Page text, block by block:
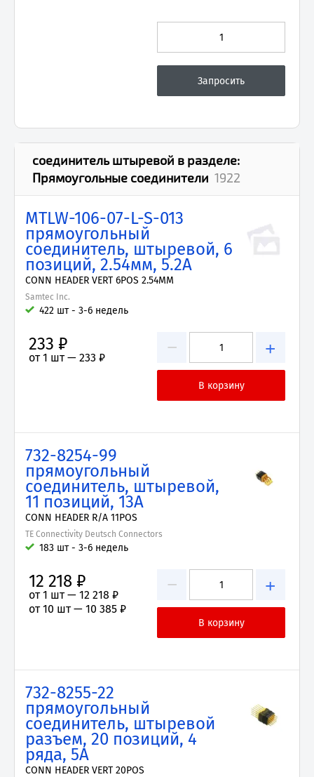
соединитель штыревой в разделе:
Прямоугольные соединители 1922
MTLW-106-07-L-S-013
прямоугольный
соединитель, штыревой, 6
позиций, 2.54мм, 5.2А
CONN HEADER VERT 6POS 2.54MM
Samtec Inc.
422 шт - 3-6 недель
− +
233 ₽
от 1 шт — 233 ₽
732-8254-99
прямоугольный
соединитель, штыревой,
11 позиций, 13А
CONN HEADER R/A 11POS
TE Connectivity Deutsch Connectors
183 шт - 3-6 недель
− +
12 218 ₽
от 1 шт — 12 218 ₽
от 10 шт — 10 385 ₽
732-8255-22
прямоугольный
соединитель, штыревой
разъем, 20 позиций, 4
ряда, 5А
CONN HEADER VERT 20POS